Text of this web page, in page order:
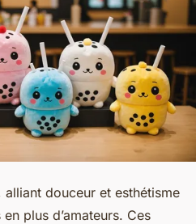
douceur et esthétisme
plus d’amateurs. Ces